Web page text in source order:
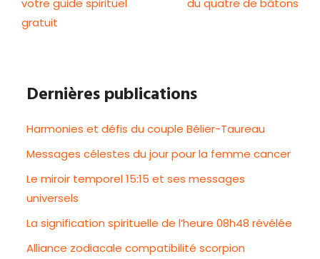
votre guide spirituel
gratuit
du quatre de bâtons
Dernières publications
Harmonies et défis du couple Bélier-Taureau
Messages célestes du jour pour la femme cancer
Le miroir temporel 15:15 et ses messages
universels
La signification spirituelle de l’heure 08h48 révélée
Alliance zodiacale compatibilité scorpion